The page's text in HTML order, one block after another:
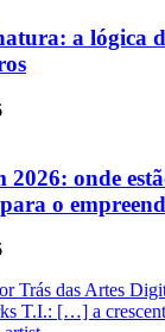
a lógica
2026: onde
o
Trás das Artes
T.I.: […] a